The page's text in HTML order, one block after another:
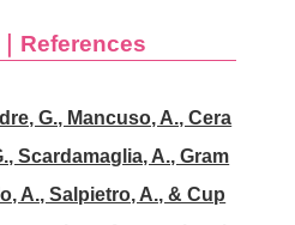
References
G., Mancuso, A., Cera
Scardamaglia, A., Gram
A., Salpietro, A., & Cup